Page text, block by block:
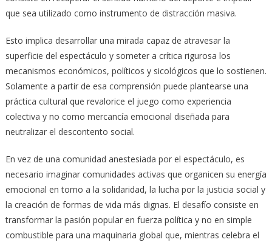
que sea utilizado como instrumento de distracción masiva.
Esto implica desarrollar una mirada capaz de atravesar la
superficie del espectáculo y someter a crítica rigurosa los
mecanismos económicos, políticos y sicológicos que lo sostienen.
Solamente a partir de esa comprensión puede plantearse una
práctica cultural que revalorice el juego como experiencia
colectiva y no como mercancía emocional diseñada para
neutralizar el descontento social.
En vez de una comunidad anestesiada por el espectáculo, es
necesario imaginar comunidades activas que organicen su energía
emocional en torno a la solidaridad, la lucha por la justicia social y
la creación de formas de vida más dignas. El desafío consiste en
transformar la pasión popular en fuerza política y no en simple
combustible para una maquinaria global que, mientras celebra el